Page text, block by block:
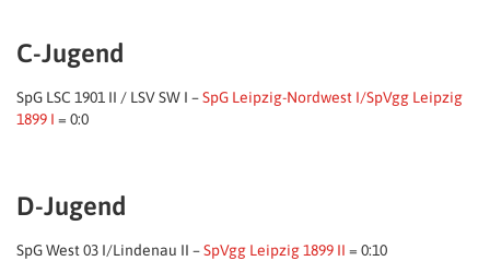
C-Jugend
SpG LSC 1901 II /​ LSV SW I –SpG Leipzig-Nordwest I/SpVgg Leipzig
1899 I = 0:0
D-Jugend
SpG West 03 I/​Lindenau II –SpVgg Leipzig 1899 II = 0:10